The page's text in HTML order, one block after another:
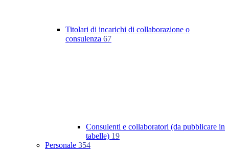
Titolari di incarichi di collaborazione o
consulenza 67
Consulenti e collaboratori (da pubblicare in
tabelle) 19
Personale 354